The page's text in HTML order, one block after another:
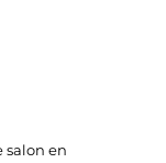
salon en